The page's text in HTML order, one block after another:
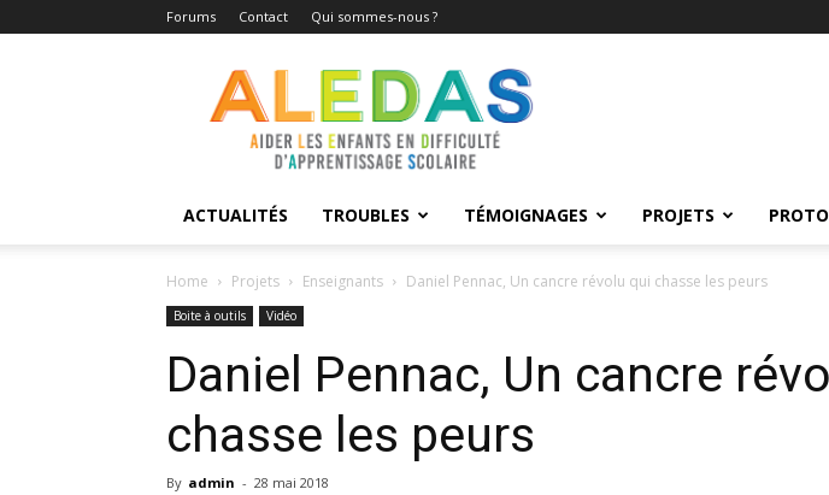
Forums Contact Qui sommes-nous ?
Aledas
ACTUALITÉS TROUBLES TÉMOIGNAGES PROJETS
Home Projets Enseignants Daniel Pennac, Un cancre révolu qui chasse les peurs
Boite à outils Vidéo
Daniel Pennac, Un cancre
chasse les peurs
By admin - 28 mai 2018